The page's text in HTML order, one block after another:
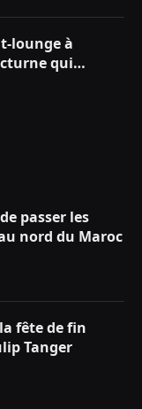
lounge à
qui
passer les
nord du Maroc
fête de fin
Tanger